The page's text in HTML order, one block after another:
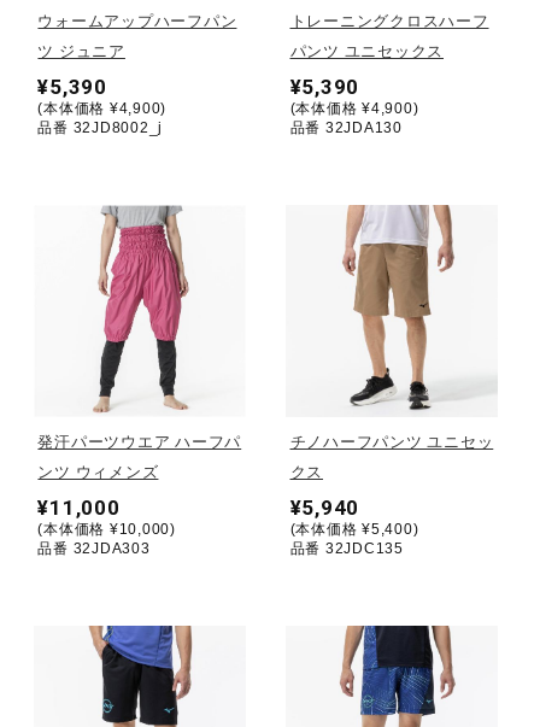
ウィンタースポーツ
ワーキング
ライフスタイルグッズ
インナー
寝具／ミズノスリープ
アウトドア／レイン
サポーター
健康／エクササイズ
ウォームアップハーフパン
ツ ジュニア
¥5,390
(本体価格 ¥4,900)
品番 32JD8002_j
トレーニングクロスハーフ
パンツ ユニセックス
¥5,390
(本体価格 ¥4,900)
品番 32JDA130
発汗パーツウエア ハーフパ
ンツ ウィメンズ
¥11,000
(本体価格 ¥10,000)
品番 32JDA303
チノハーフパンツ ユニセッ
クス
¥5,940
(本体価格 ¥5,400)
品番 32JDC135